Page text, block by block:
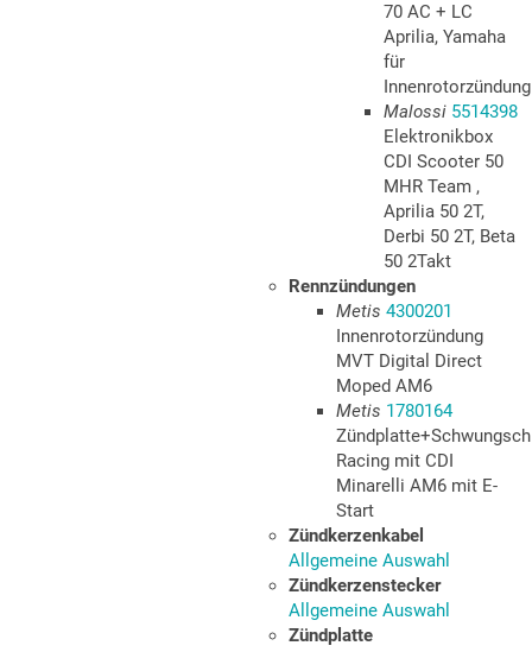
70 AC + LC
Aprilia, Yamaha
für
Innenrotorzündung
Malossi 5514398
Elektronikbox
CDI Scooter 50
MHR Team ,
Aprilia 50 2T,
Derbi 50 2T, Beta
50 2Takt
Rennzündungen
Metis 4300201
Innenrotorzündung
MVT Digital Direct
Moped AM6
Metis 1780164
Racing mit CDI
Minarelli AM6 mit E-
Start
Zündkerzenkabel
Allgemeine Auswahl
Zündkerzenstecker
Allgemeine Auswahl
Zündplatte